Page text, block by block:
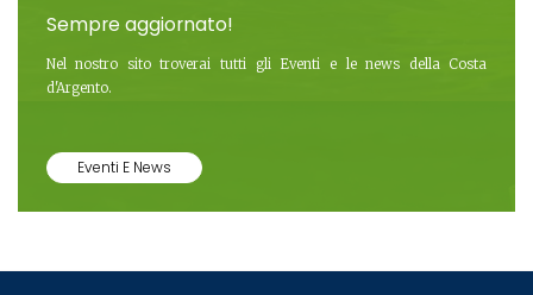
Sempre aggiornato!
Nel nostro sito troverai tutti gli Eventi e le news della Costa
d'Argento.
Eventi E News